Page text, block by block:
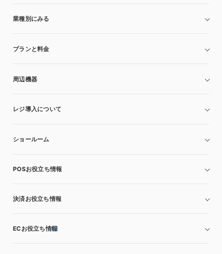
業種別にみる
プランと料金
周辺機器
レジ導入について
ショールーム
POSお役立ち情報
決済お役立ち情報
ECお役立ち情報